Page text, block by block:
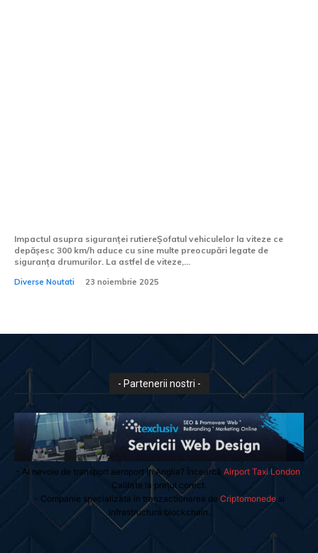
Impactul asupra siguranței rutiereȘofatul vehiculelor la viteze ce
depășesc 300 km/h aduce cu sine multe preocupări legate de
siguranța drumurilor. La astfel de viteze,...
Diverse Noutati 23 noiembrie 2025
- Partenerii nostri -
- Ai nevoie de transport aeroport in Anglia? Încearcă Airport Taxi London
Calitate la prețul corect.
- Companie specializata in tranzactionarea de Criptomonedesi
infrastructura blockchain.